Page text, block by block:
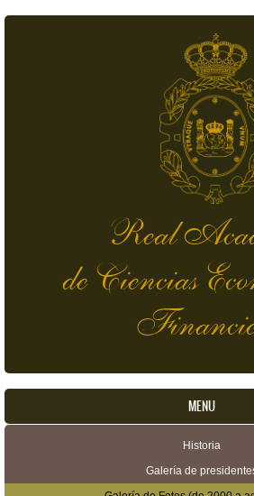
Real
de Ciencias
MENU
Historia
Galería de